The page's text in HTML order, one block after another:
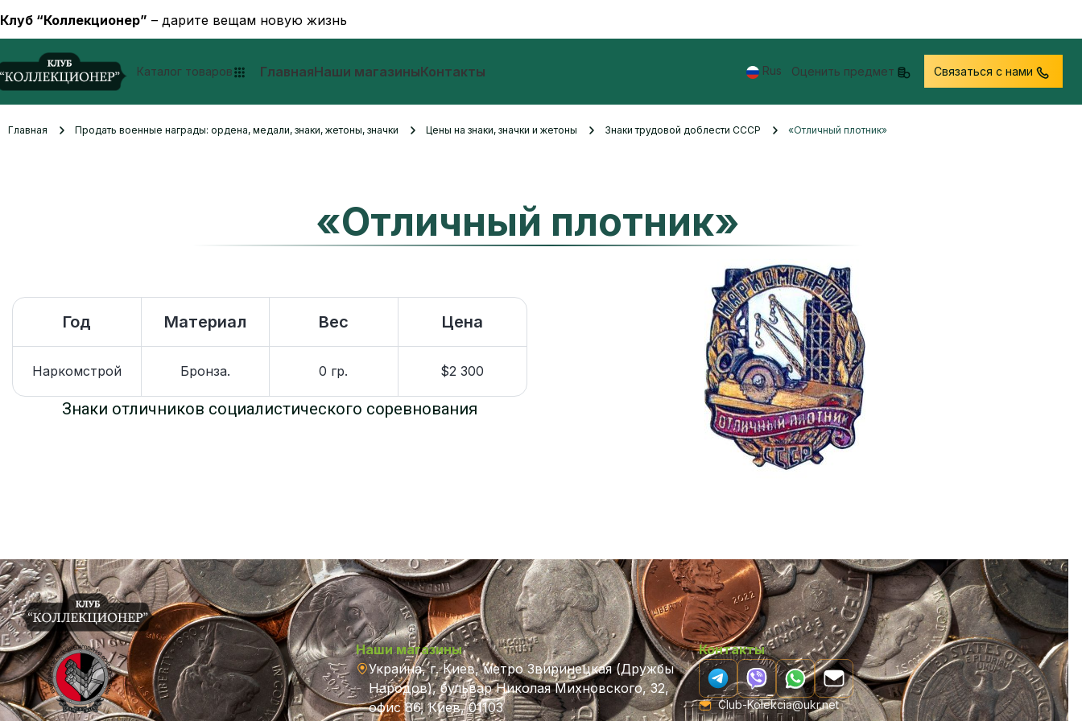
Клуб “Коллекционер” – дарите вещам новую жизнь
Каталог товаров ГлавнаяНаши магазиныКонтакты Rus Оценить предмет Связаться с нами
Главная Продать военные награды: ордена, медали, знаки, жетоны, значки Цены на знаки, значки и жетоны Знаки трудовой доблести СССР «Отличный плотник»
«Отличный плотник»
Год Материал Вес Цена
Наркомстрой Бронза. 0 гр. $2 300
Знаки отличников социалистического соревнования
Наши магазины
Украина, г. Киев, метро Звиринецкая (Дружбы
Народов), бульвар Николая Михновского, 32,
офис 86, Киев, 01103
Контакты
Club-Kolekcia@ukr.net